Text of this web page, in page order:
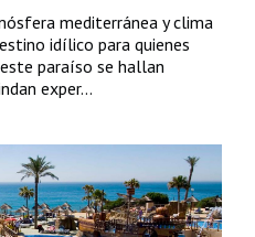
mediterránea y clima
idílico para quienes
paraíso se hallan
exper...